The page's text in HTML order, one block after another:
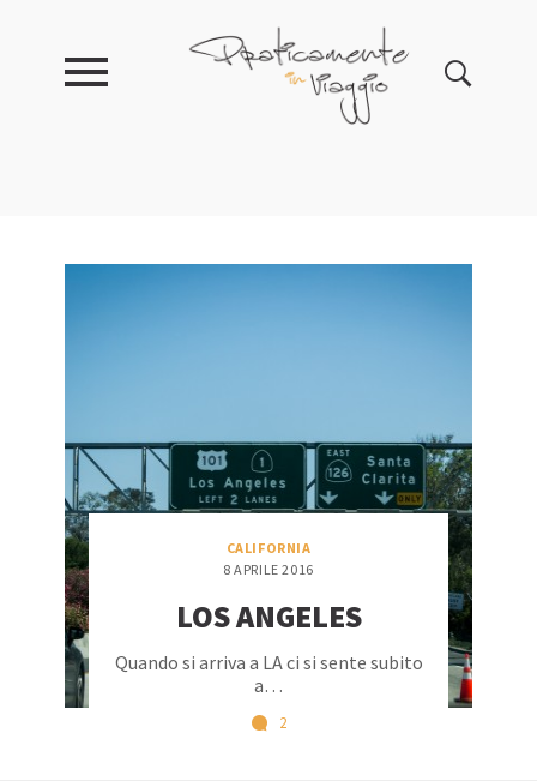
CALIFORNIA
8 APRILE 2016
LOS ANGELES
Quando si arriva a LA ci si sente subito
a…
2